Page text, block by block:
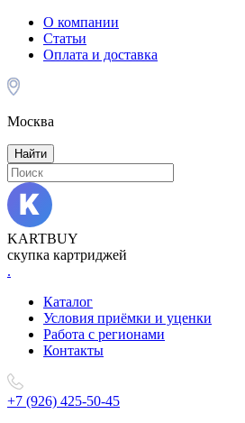
О компании
Статьи
Оплата и доставка
Москва
Найти
KARTBUY
скупка картриджей
.
Каталог
Условия приёмки и уценки
Работа с регионами
Контакты
+7 (926) 425-50-45